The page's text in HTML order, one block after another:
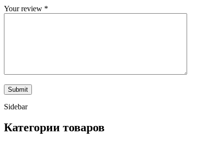
Your review *
Sidebar
Категории товаров